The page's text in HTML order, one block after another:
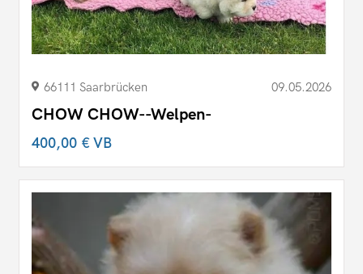
66111 Saarbrücken 09.05.2026
CHOW CHOW--Welpen-
400,00 €VB